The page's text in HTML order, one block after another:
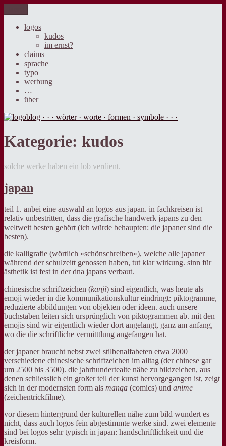
Inhalt
springen
logoblog · · · wörter · worte · formen · symbole · · ·
der blog über sprache, design und werbung.
logos
kudos
im ernst?
claims
sprache
typo
werbung
…
über
Kategorie: kudos
solche werke haben ein lob verdient.
japan
teil 1. anbei eine auswahl an logos aus japan. in fachkreisen ist
relativ unbestritten, dass die grafische handwerk japans zu den
weltweit besten gehört (ich würde behaupten: die japaner sind die
besten).
die kalligrafie (wörtlich «schönschreiben»), welche alle japaner
während der schulzeitt genossen haben, tut klar wirkung. sinn für
ästhetik ist fest in der dna japans verbaut.
chinesische schriftzeichen (kanji) sind eigentlich, was heute als
emoji wieder in die kommunikationskultur eindringt: piktogramme,
reduzierte abbildungen von objekten oder ideen. auch unsere
buchstaben leiten sich ursprünglich von piktogrammen ab. mit den
emojis sind wir eigentlich wieder dort angelangt, ganz am anfang,
wo die die schriftliche vermitttlung angefangen hat.
der japaner braucht nebst zwei stilbenalfabeten etwa 2000
verschiedene chinesische schriftzeichen im alltag (der chinese gar
um 2500 bis 3500). die jahrhundertealte nähe zu bildzeichen, aus
denen schliesslich ein großer teil der kunst hervorgegangen ist, zeigt
sich in der modernsten form als manga (comics) und anime
(zeichentrickfilme).
vor diesem hintergrund der kulturellen nähe zum bild wundert es
nicht, dass auch logos fein abgestimmte werke sind. zwei elemente
sind bei logos sehr typisch in japan: handschriftlichkeit und die
kreisform.